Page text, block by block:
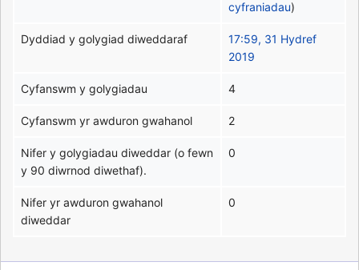
cyfraniadau)
Dyddiad y golygiad diweddaraf
17:59, 31 Hydref
2019
Cyfanswm y golygiadau 4
Cyfanswm yr awduron gwahanol 2
Nifer y golygiadau diweddar (o fewn
y 90 diwrnod diwethaf).
0
Nifer yr awduron gwahanol
diweddar
0